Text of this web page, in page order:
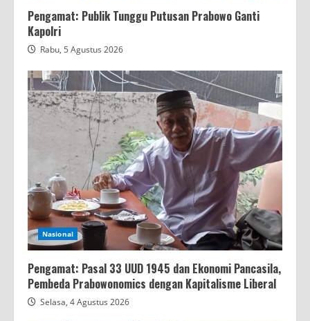
Pengamat: Publik Tunggu Putusan Prabowo Ganti
Kapolri
Rabu, 5 Agustus 2026
Nasional
Pengamat: Pasal 33 UUD 1945 dan Ekonomi Pancasila,
Pembeda Prabowonomics dengan Kapitalisme Liberal
Selasa, 4 Agustus 2026